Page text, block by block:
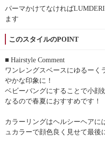
パーマかけてなければ
ます
このスタイルのPOINT
■ Hairstyle Comment
ワンレングスベースにゆるー
やかな印象に！
ベビーバングにすることで小顔
なるので春夏におすすめです！
カラーリングはヘルシーヘアに
ュカラーで顔色良く見せて最後